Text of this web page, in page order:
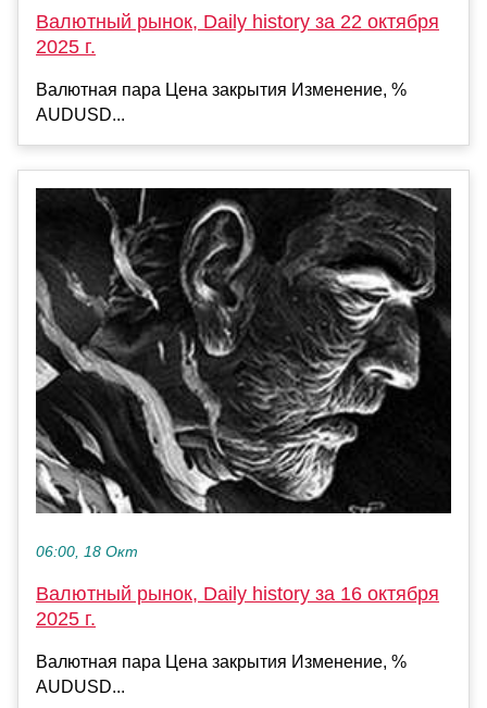
Валютный рынок, Daily history за 22 октября
2025 г.
Валютная пара Цена закрытия Изменение, %
AUDUSD...
06:00, 18 Окт
Валютный рынок, Daily history за 16 октября
2025 г.
Валютная пара Цена закрытия Изменение, %
AUDUSD...